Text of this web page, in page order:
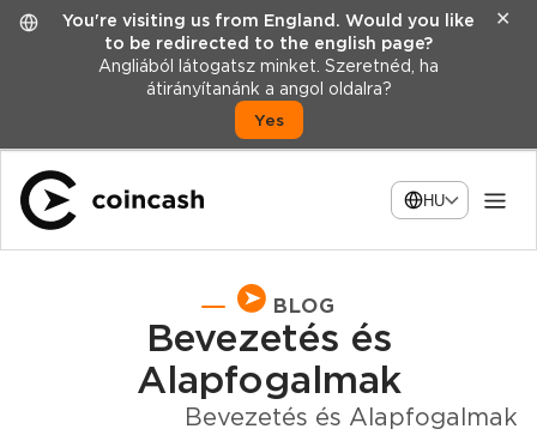
You're visiting us from England. Would you like
to be redirected to the english page?
Angliából látogatsz minket. Szeretnéd, ha
átirányítanánk a angol oldalra?
Yes
✕
HU
BLOG
Bevezetés és
Alapfogalmak
Bevezetés és Alapfogalmak